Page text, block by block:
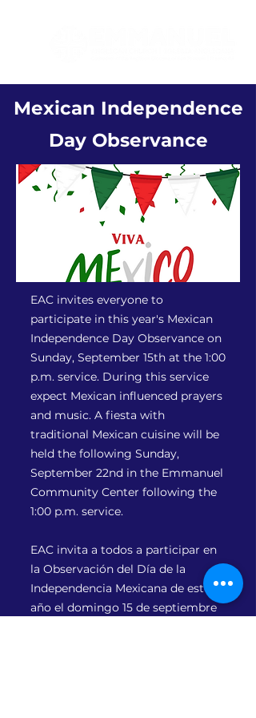
Mexican Independence
Day Observance
EAC invites everyone to
participate in this year's Mexican
Independence Day Observance on
Sunday, September 15th at the 1:00
p.m. service. During this service
expect Mexican influenced prayers
and music. A fiesta with
traditional Mexican cuisine will be
held the following Sunday,
September 22nd in the Emmanuel
Community Center following the
1:00 p.m. service.
EAC invita a todos a participar en
la Observación del Día de la
Independencia Mexicana de este
año el domingo 15 de septiembre